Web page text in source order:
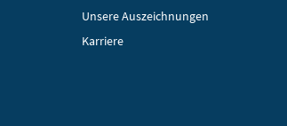
Unsere Auszeichnungen
Karriere